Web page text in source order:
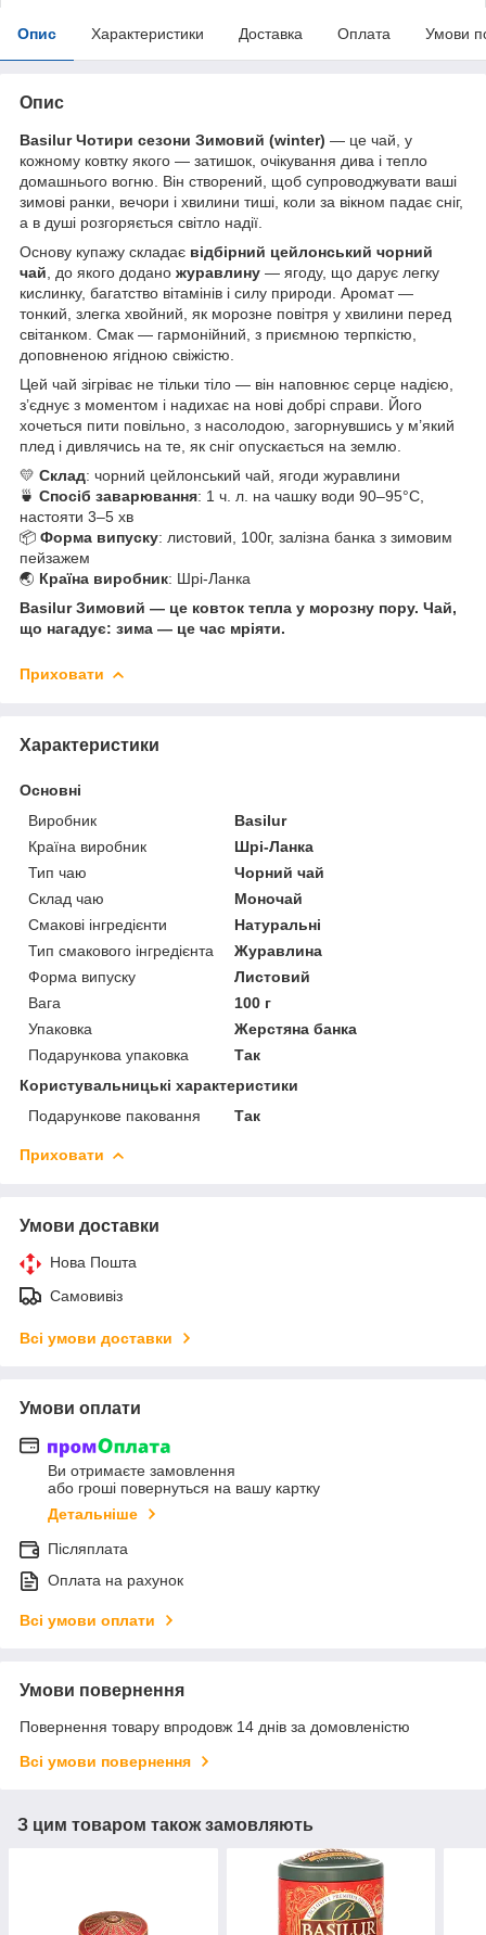
Опис Характеристики Доставка Оплата Умови
Опис
Basilur Чотири сезони Зимовий (winter) — це чай, у
кожному ковтку якого — затишок, очікування дива і тепло
домашнього вогню. Він створений, щоб супроводжувати ваші
зимові ранки, вечори і хвилини тиші, коли за вікном падає сніг,
а в душі розгоряється світло надії.
Основу купажу складає відбірний цейлонський чорний
чай , до якого додано журавлину — ягоду, що дарує легку
кислинку, багатство вітамінів і силу природи. Аромат —
тонкий, злегка хвойний, як морозне повітря у хвилини перед
світанком. Смак — гармонійний, з приємною терпкістю,
доповненою ягідною свіжістю.
Цей чай зігріває не тільки тіло — він наповнює серце надією,
з’єднує з моментом і надихає на нові добрі справи. Його
хочеться пити повільно, з насолодою, загорнувшись у м’який
плед і дивлячись на те, як сніг опускається на землю.
💛 Склад: чорний цейлонський чай, ягоди журавлини
🍵 Спосіб заварювання: 1 ч. л. на чашку води 90–95°C,
настояти 3–5 хв
📦 Форма випуску: листовий, 100г, залізна банка з зимовим
пейзажем
🌏 Країна виробник: Шрі-Ланка
Basilur Зимовий — це ковток тепла у морозну пору. Чай,
що нагадує: зима — це час мріяти.
Приховати
Характеристики
Основні
Виробник
Basilur
Країна виробник
Шрі-Ланка
Тип чаю
Чорний чай
Склад чаю
Моночай
Смакові інгредієнти
Натуральні
Тип смакового інгредієнта
Журавлина
Форма випуску
Листовий
Вага
100 г
Упаковка
Жерстяна банка
Подарункова упаковка
Так
Користувальницькі характеристики
Подарункове паковання
Так
Приховати
Умови доставки
Нова Пошта
Самовивіз
Всі умови доставки
Умови оплати
Ви отримаєте замовлення
або гроші повернуться на вашу картку
Детальніше
Післяплата
Оплата на рахунок
Всі умови оплати
Умови повернення
Повернення товару впродовж 14 днів за домовленістю
Всі умови повернення
З цим товаром також замовляють